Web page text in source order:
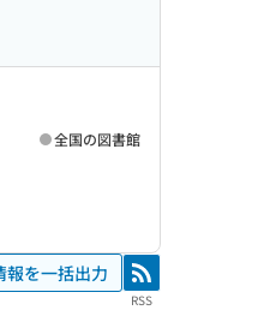
全国の図書館
報を一括出力 RSS
RSS